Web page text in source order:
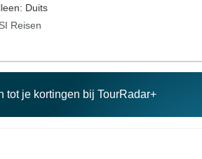
Duits
Reisen
tot je kortingen bij TourRadar+